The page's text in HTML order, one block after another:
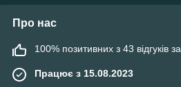
Про нас
100% позитивних з 43 відгуків за
Працює з 15.08.2023